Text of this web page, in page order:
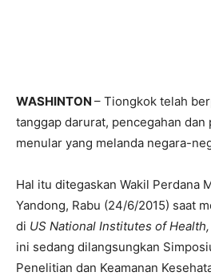
WASHINTON – Tiongkok telah
tanggap darurat, pencegahan
menular yang melanda negara-
Hal itu ditegaskan Wakil Perdana
Yandong, Rabu (24/6/2015) saat
di US National Institutes of Health,
ini sedang dilangsungkan
Penelitian dan Keamanan